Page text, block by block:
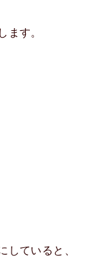
ます。
していると、